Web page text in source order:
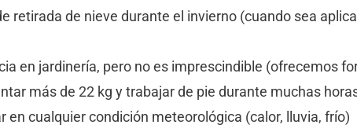
retirada de nieve durante el invierno (cuando sea
en jardinería, pero no es imprescindible (ofrecemos
más de 22 kg y trabajar de pie durante muchas
en cualquier condición meteorológica (calor, lluvia, frío)